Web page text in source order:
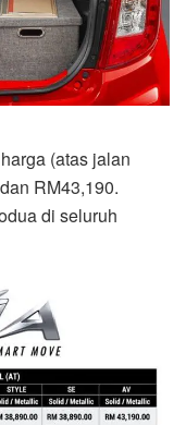
(atas jalan
RM43,190.
di seluruh